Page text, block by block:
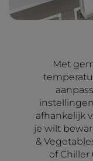
Met
afhankelijk
je wilt
&
of Chiller